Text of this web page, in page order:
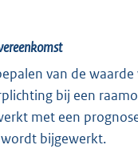
van de waarde
bij een
met een
bijgewerkt.